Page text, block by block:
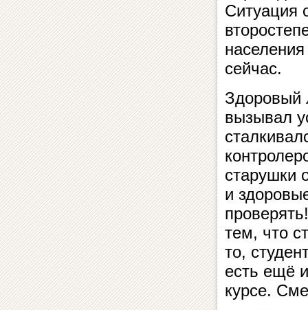
Ситуация
сейчас.
Здоровый
вызывал
старушки
и
тем, что
то,
есть ещё
курсе.